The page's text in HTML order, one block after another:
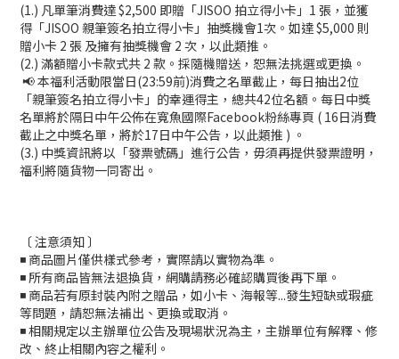
(1.) 凡單筆消費達 $2,500 即贈「JISOO 拍立得小卡」1 張，並獲
得「JISOO 親筆簽名拍立得小卡」抽獎機會1次。如達 $5,000 則
贈小卡 2 張 及擁有抽獎機會 2 次，以此類推。
(2.) 滿額贈小卡款式共 2 款。採隨機贈送，恕無法挑選或更換。
📢 本福利活動限當日(23:59前)消費之名單截止，每日抽出2位
「親筆簽名拍立得小卡」的幸運得主，總共42位名額。每日中獎
名單將於隔日中午公佈在寬魚國際Facebook粉絲專頁 ( 16日消費
截止之中獎名單，將於17日中午公告，以此類推 ) 。
(3.) 中獎資訊將以「發票號碼」進行公告，毋須再提供發票證明，
福利將隨貨物一同寄出。
〔 注意須知 〕
◾ 商品圖片僅供樣式參考，實際請以實物為準。
◾ 所有商品皆無法退換貨，網購請務必確認購買後再下單。
◾ 商品若有原封裝內附之贈品，如小卡、海報等...發生短缺或瑕疵
等問題，請恕無法補出、更換或取消。
◾ 相關規定以主辦單位公告及現場狀況為主，主辦單位有解釋、修
改、終止相關內容之權利。